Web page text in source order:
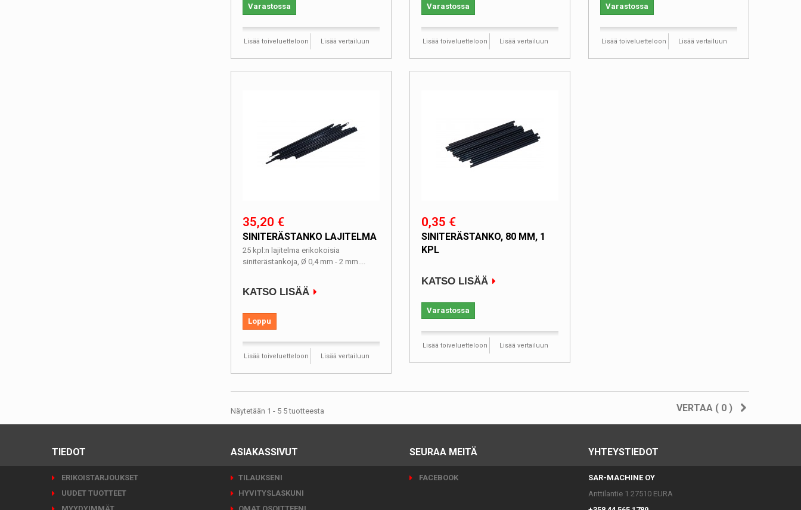
Varastossa
Lisää toiveluetteloon Lisää vertailuun
Varastossa
Lisää toiveluetteloon Lisää vertailuun
Varastossa
Lisää toiveluetteloon Lisää vertailuun
35,20 €
SINITERÄSTANKO LAJITELMA
25 kpl:n lajitelma erikokoisia
siniterästankoja, Ø 0,4 mm - 2 mm....
KATSO LISÄÄ
Loppu
Lisää toiveluetteloon Lisää vertailuun
0,35 €
SINITERÄSTANKO, 80 MM, 1
KPL
KATSO LISÄÄ
Varastossa
Lisää toiveluetteloon Lisää vertailuun
VERTAA ( 0 )
Näytetään 1 - 5 5 tuotteesta
TIEDOT
ERIKOISTARJOUKSET
UUDET TUOTTEET
ASIAKASSIVUT
TILAUKSENI
HYVITYSLASKUNI
SEURAA MEITÄ
FACEBOOK
YHTEYSTIEDOT
SAR-MACHINE OY
Anttilantie 1 27510 EURA